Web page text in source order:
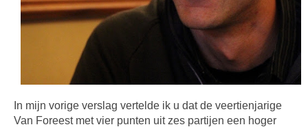
In mijn vorige verslag vertelde ik u dat de veertienjarige
Van Foreest met vier punten uit zes partijen een hoger